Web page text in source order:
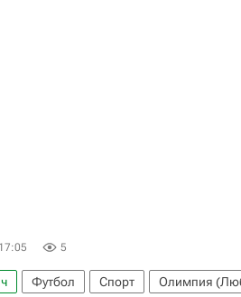
5
Футбол Спорт Олимпия